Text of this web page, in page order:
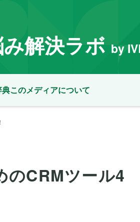
解決ラボ by
典このメディアについて
のCRMツール4